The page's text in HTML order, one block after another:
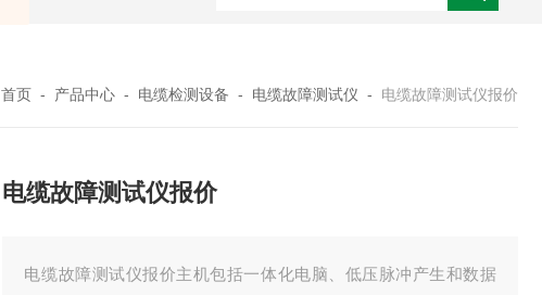
首页 - 产品中心 - 电缆检测设备 - 电缆故障测试仪 - 电缆故障测试仪报价
电缆故障测试仪报价
电缆故障测试仪报价主机包括一体化电脑、低压脉冲产生和数据